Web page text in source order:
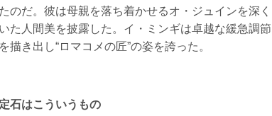
だ。彼は母親を落ち着かせるオ・ジュインを深く
た人間美を披露した。イ・ミンギは卓越な緩急調節
き出し“ロマコメの匠”の姿を誇った。
石はこういうもの